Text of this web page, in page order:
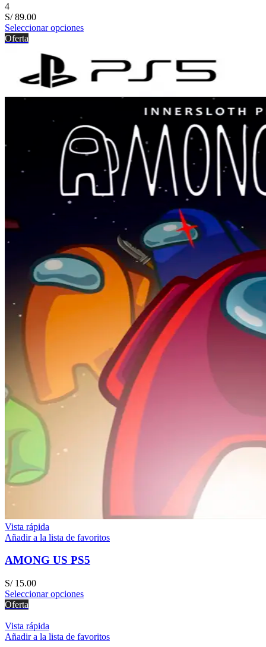
4
S/89.00
Seleccionar opciones
Oferta
Vista rápida
Añadir a la lista de favoritos
AMONG US PS5
S/15.00
Seleccionar opciones
Oferta
Vista rápida
Añadir a la lista de favoritos